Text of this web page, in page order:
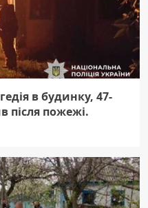
в будинку, 47-
після пожежі.